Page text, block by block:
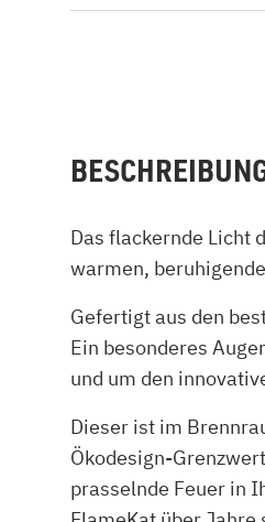
Das flackernde Licht
warmen,
Gefertigt aus den
Ein besonderes
und um den
Dieser ist im
Ökodesign-
prasselnde Feuer in